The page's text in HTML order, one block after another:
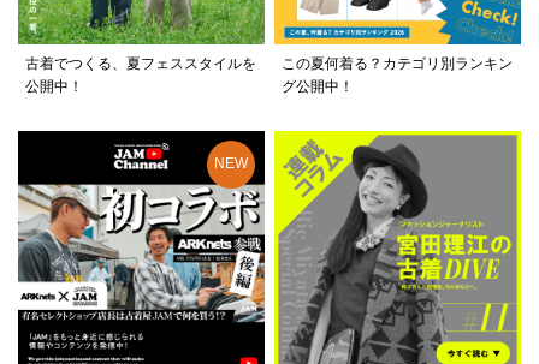
古着でつくる、夏フェススタイルを
公開中！
この夏何着る？カテゴリ別ランキン
グ公開中！